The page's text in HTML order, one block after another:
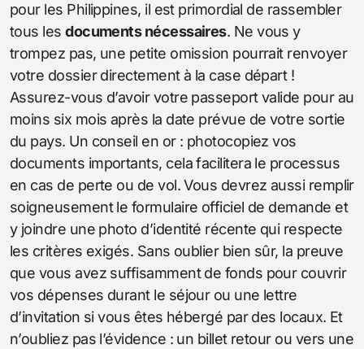
pour les Philippines, il est primordial de rassembler
tous lesdocuments nécessaires. Ne vous y
trompez pas, une petite omission pourrait renvoyer
votre dossier directement à la case départ !
Assurez-vous d’avoir votre passeport valide pour au
moins six mois après la date prévue de votre sortie
du pays. Un conseil en or : photocopiez vos
documents importants, cela facilitera le processus
en cas de perte ou de vol. Vous devrez aussi remplir
soigneusement le formulaire officiel de demande et
y joindre une photo d’identité récente qui respecte
les critères exigés. Sans oublier bien sûr, la preuve
que vous avez suffisamment de fonds pour couvrir
vos dépenses durant le séjour ou une lettre
d’invitation si vous êtes hébergé par des locaux. Et
n’oubliez pas l’évidence : un billet retour ou vers une